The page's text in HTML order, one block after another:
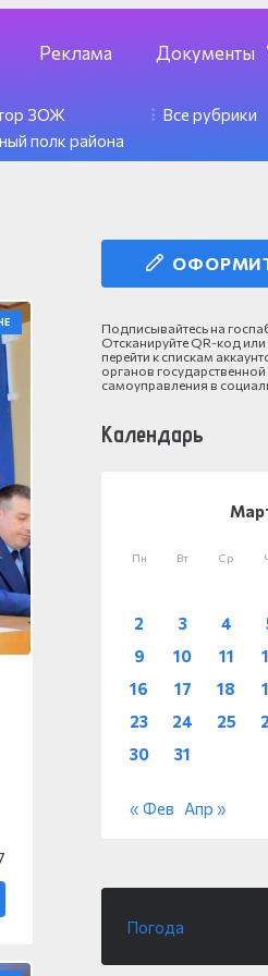
Реклама Документы
ЗОЖ
полк района
Все рубрики
Подписывайтесь на
Отсканируйте QR-код
перейти к спискам
органов государственной
самоуправления в
Календарь
Пн Вт Ср
2
3 4
9
10 11
16
17 18
23
24 25
30
31
« Фев Апр »
Погода